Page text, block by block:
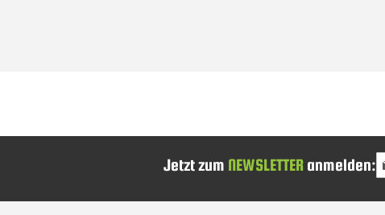
Jetzt zum NEWSLETTER anmelden: